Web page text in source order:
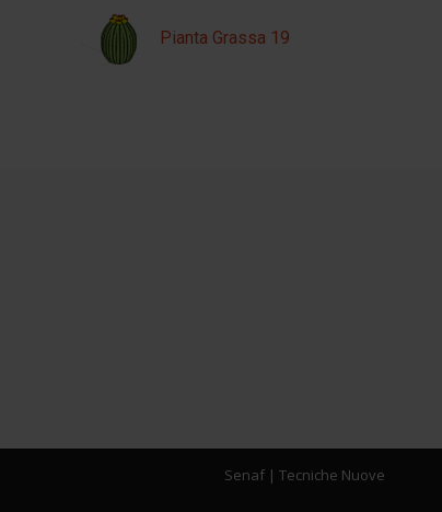
Pianta Grassa 19
Senaf| Tecniche Nuove